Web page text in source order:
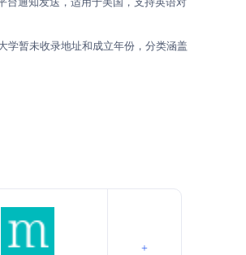
学暂未收录地址和成立年份，分类涵盖
+